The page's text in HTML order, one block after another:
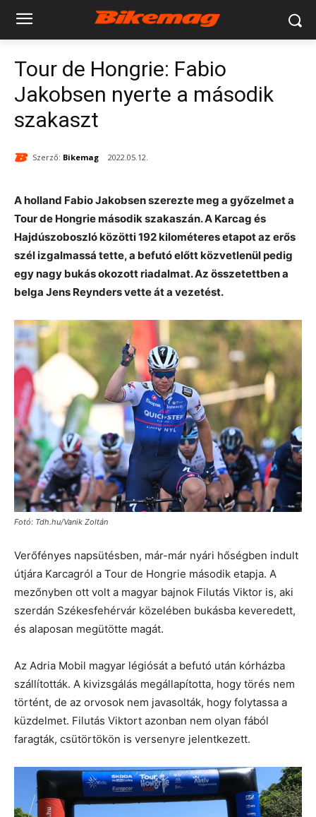
Tour de Hongrie: Fabio
Jakobsen nyerte a második
szakaszt
Szerző: Bikemag 2022.05.12.
A holland Fabio Jakobsen szerezte meg a győzelmet a
Tour de Hongrie második szakaszán. A Karcag és
Hajdúszoboszló közötti 192 kilométeres etapot az erős
szél izgalmassá tette, a befutó előtt közvetlenül pedig
egy nagy bukás okozott riadalmat. Az összetettben a
belga Jens Reynders vette át a vezetést.
Fotó: Tdh.hu/Vanik Zoltán
Verőfényes napsütésben, már-már nyári hőségben indult
útjára Karcagról a Tour de Hongrie második etapja. A
mezőnyben ott volt a magyar bajnok Filutás Viktor is, aki
szerdán Székesfehérvár közelében bukásba keveredett,
és alaposan megütötte magát.
Az Adria Mobil magyar légiósát a befutó után kórházba
szállították. A kivizsgálás megállapította, hogy törés nem
történt, de az orvosok nem javasolták, hogy folytassa a
küzdelmet. Filutás Viktort azonban nem olyan fából
faragták, csütörtökön is versenyre jelentkezett.